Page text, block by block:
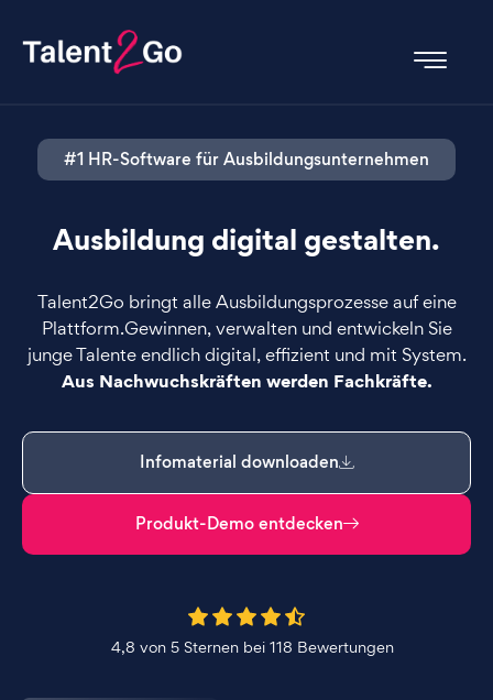
#1 HR-Software für Ausbildungsunternehmen
Ausbildung digital gestalten.
Talent2Go bringt alle Ausbildungsprozesse auf eine
Plattform.Gewinnen, verwalten und entwickeln Sie
junge Talente endlich digital, effizient und mit System.
Aus Nachwuchskräften werden Fachkräfte.
Infomaterial downloaden
Produkt-Demo entdecken
4,8 von 5 Sternen bei 118 Bewertungen